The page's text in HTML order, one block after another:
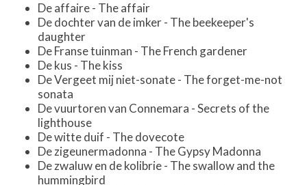
De affaire - The affair
De dochter van de imker - The beekeeper's
daughter
De Franse tuinman - The French gardener
De kus - The kiss
De Vergeet mij niet-sonate - The forget-me-not
sonata
De vuurtoren van Connemara - Secrets of the
lighthouse
De witte duif - The dovecote
De zigeunermadonna - The Gypsy Madonna
De zwaluw en de kolibrie - The swallow and the
hummingbird